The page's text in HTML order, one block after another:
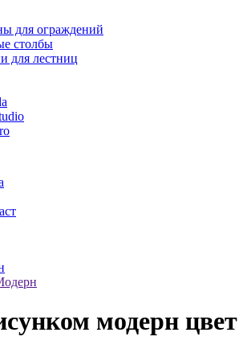
для ограждений
столбы
для лестниц
модерн цвет